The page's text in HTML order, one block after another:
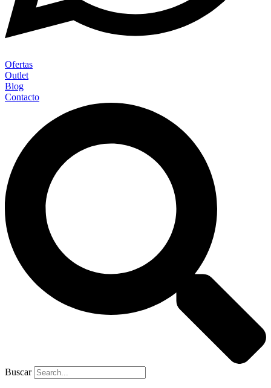
Ofertas
Outlet
Blog
Contacto
Buscar